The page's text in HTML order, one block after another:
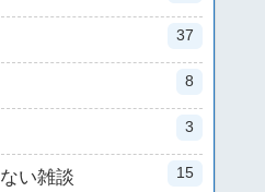
37
8
3
い雑談 15